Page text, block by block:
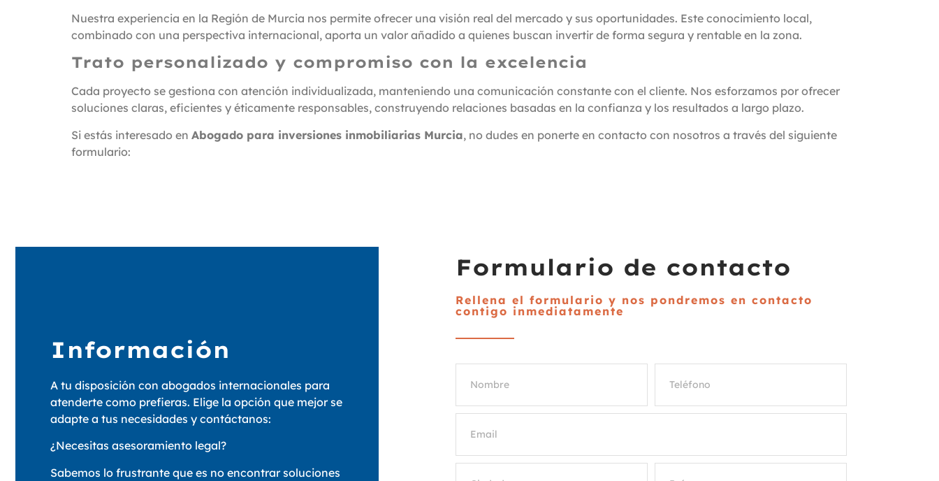
Nuestra experiencia en la Región de Murcia nos permite ofrecer una visión real del mercado y sus oportunidades. Este conocimiento local,
combinado con una perspectiva internacional, aporta un valor añadido a quienes buscan invertir de forma segura y rentable en la zona.
Trato personalizado y compromiso con la excelencia
Cada proyecto se gestiona con atención individualizada, manteniendo una comunicación constante con el cliente. Nos esforzamos por ofrecer
soluciones claras, eficientes y éticamente responsables, construyendo relaciones basadas en la confianza y los resultados a largo plazo.
Si estás interesado en Abogado para inversiones inmobiliarias Murcia, no dudes en ponerte en contacto con nosotros a través del siguiente
formulario:
Información
A tu disposición con abogados internacionales para
atenderte como prefieras. Elige la opción que mejor se
adapte a tus necesidades y contáctanos:
¿Necesitas asesoramiento legal?
Sabemos lo frustrante que es no encontrar soluciones
Formulario de contacto
Rellena el formulario y nos pondremos en contacto
contigo inmediatamente